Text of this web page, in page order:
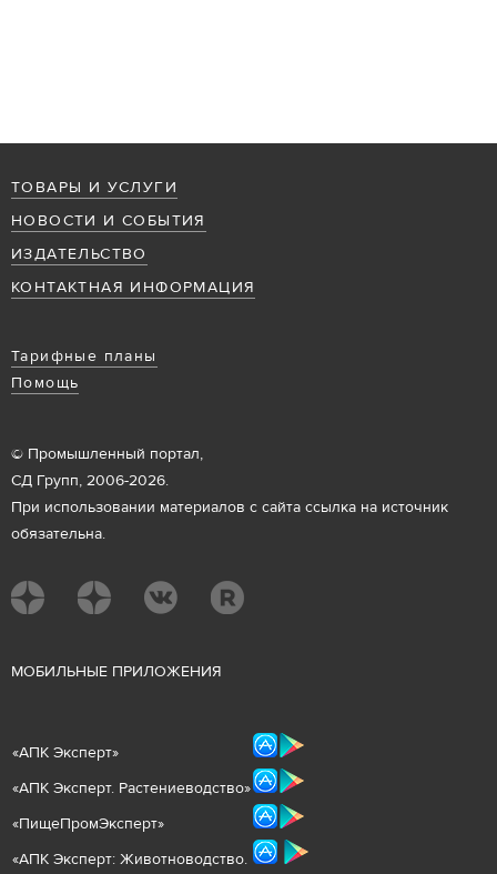
ТОВАРЫ И УСЛУГИ
НОВОСТИ И СОБЫТИЯ
ИЗДАТЕЛЬСТВО
КОНТАКТНАЯ ИНФОРМАЦИЯ
Тарифные планы
Помощь
© Промышленный портал,
СД Групп, 2006-2026.
При использовании материалов с сайта ссылка на источник
обязательна.
МОБИЛЬНЫЕ ПРИЛОЖЕНИЯ
«АПК Эксперт»
«АПК Эксперт. Растениеводство»
«ПищеПромЭксперт»
«АПК Эксперт: Животноводство.